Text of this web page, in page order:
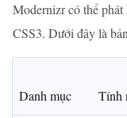
Modernizr có thể
CSS3. Dưới đây là
Danh mục Tính